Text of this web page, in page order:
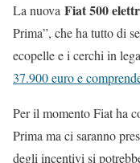
La nuova Fiat 500
Prima”, che ha tutto di
ecopelle e i cerchi in
37.900 euro e
Per il momento Fiat ha
Prima ma ci saranno
degli incentivi si